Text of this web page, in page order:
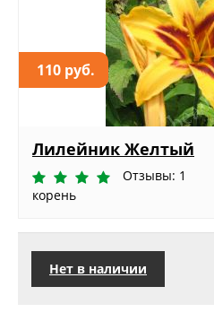
110 руб.
Лилейник Желтый
Отзывы: 1
корень
Нет в наличии